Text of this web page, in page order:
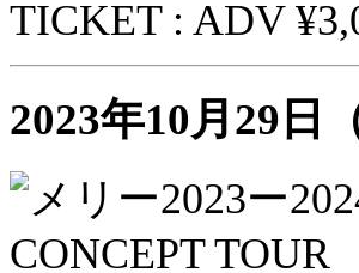
TICKET : ADV
2023年10月29日